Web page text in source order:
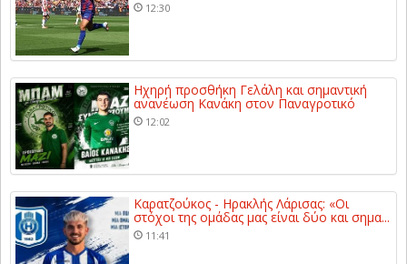
12:30
Ηχηρή προσθήκη Γελάλη και σημαντική
ανανέωση Κανάκη στον Παναγροτικό
12:02
Καρατζούκος - Ηρακλής Λάρισας: «Οι
στόχοι της ομάδας μας είναι δύο και σημα...
11:41